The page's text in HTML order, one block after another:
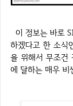
이 정보는 바로 SK하이닉스가 EUV 장비에 4.7조원을 투자
하겠다고 한 소식
을 위해서 무조건
에 달하는 매우 비